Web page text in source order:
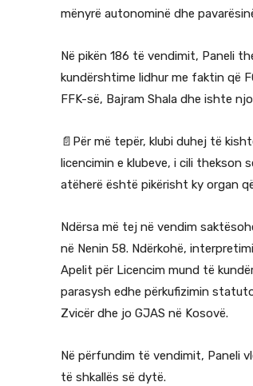
mënyrë autonominë dhe
Në pikën 186 të vendimit, Paneli
kundërshtime lidhur me faktin që
FFK-së, Bajram Shala dhe ishte
📄Për më tepër, klubi duhej të
licencimin e klubeve, i cili thekson
atëherë është pikërisht ky organ
Ndërsa më tej në vendim
në Nenin 58. Ndërkohë,
Apelit për Licencim mund të
parasysh edhe përkufizimin
Zvicër dhe jo GJAS në Kosovë.
Në përfundim të vendimit, Paneli
të shkallës së dytë.